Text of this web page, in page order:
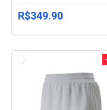
R$349.90